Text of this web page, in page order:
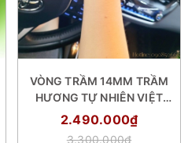
VÒNG TRẦM 14MM TRẦM
HƯƠNG TỰ NHIÊN VIỆT
NAM
2.490.000₫
3.300.000₫